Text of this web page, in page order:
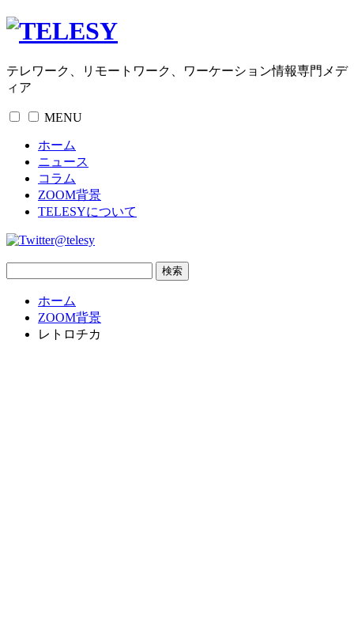
テレワーク、リモートワーク、ワーケーション情報専門メデ
ィア
MENU
ホーム
ニュース
コラム
ZOOM背景
TELESYについて
@telesy
ホーム
ZOOM背景
レトロチカ